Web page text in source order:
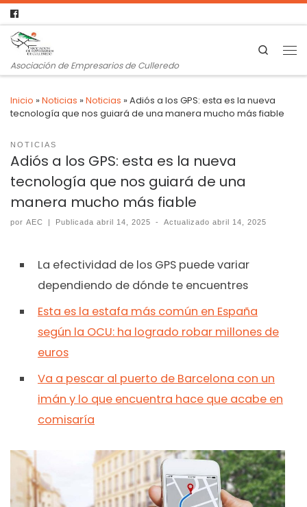
Asociación de Empresarios de Culleredo
Search
Inicio »Noticias »Noticias »Adiós a los GPS: esta es la nueva
tecnología que nos guiará de una manera mucho más fiable
NOTICIAS
Adiós a los GPS: esta es la nueva
tecnología que nos guiará de una
manera mucho más fiable
por AEC | Publicadaabril 14, 2025 - Actualizadoabril 14, 2025
La efectividad de los GPS puede variar
dependiendo de dónde te encuentres
Esta es la estafa más común en España
según la OCU: ha logrado robar millones de
euros
Va a pescar al puerto de Barcelona con un
imán y lo que encuentra hace que acabe en
comisaría